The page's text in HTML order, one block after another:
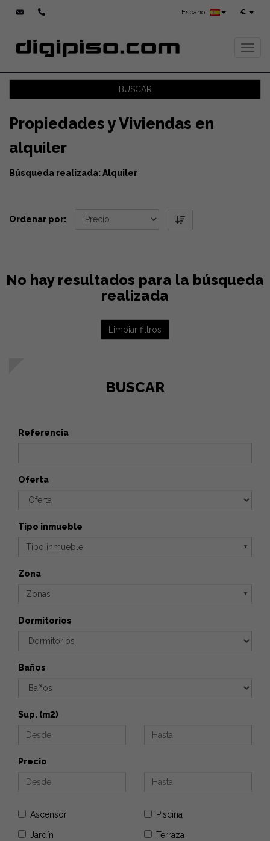
€
Español
BUSCAR
Propiedades y Viviendas en
alquiler
Búsqueda realizada: Alquiler
Ordenar por:
No hay resultados para la búsqueda
realizada
Limpiar filtros
BUSCAR
Referencia
Oferta
Tipo inmueble
Tipo inmueble ▼
Zona
Zonas ▼
Dormitorios
Baños
Sup. (m2)
Precio
Ascensor Piscina
Jardín Terraza